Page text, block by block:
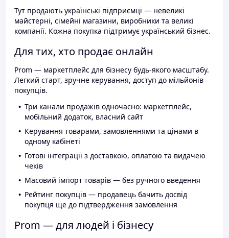
Тут продають українські підприємці — невеликі
майстерні, сімейні магазини, виробники та великі
компанії. Кожна покупка підтримує український бізнес.
Для тих, хто продає онлайн
Prom — маркетплейс для бізнесу будь-якого масштабу.
Легкий старт, зручне керування, доступ до мільйонів
покупців.
Три канали продажів одночасно: маркетплейс,
мобільний додаток, власний сайт
Керування товарами, замовленнями та цінами в
одному кабінеті
Готові інтеграції з доставкою, оплатою та видачею
чеків
Масовий імпорт товарів — без ручного введення
Рейтинг покупців — продавець бачить досвід
покупця ще до підтвердження замовлення
Prom — для людей і бізнесу